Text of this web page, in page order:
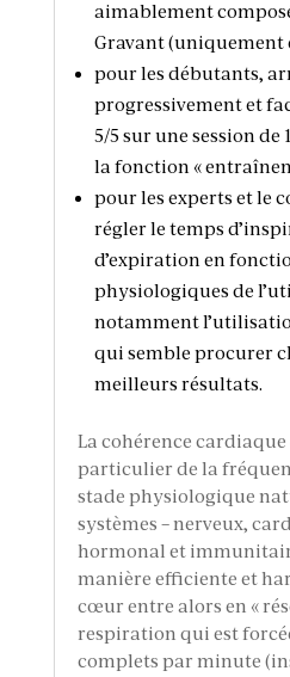
aimablement
Gravant (uniquement
pour les débutants,
progressivement et
5/5 sur une session de
la fonction «
pour les experts et le
régler le temps
d’expiration en
physiologiques de
notamment
qui semble procurer
meilleurs résultats.
La cohérence
particulier de la
stade physiologique
systèmes – nerveux,
hormonal et
manière efficiente et
cœur entre alors en «
respiration qui est
complets par minute